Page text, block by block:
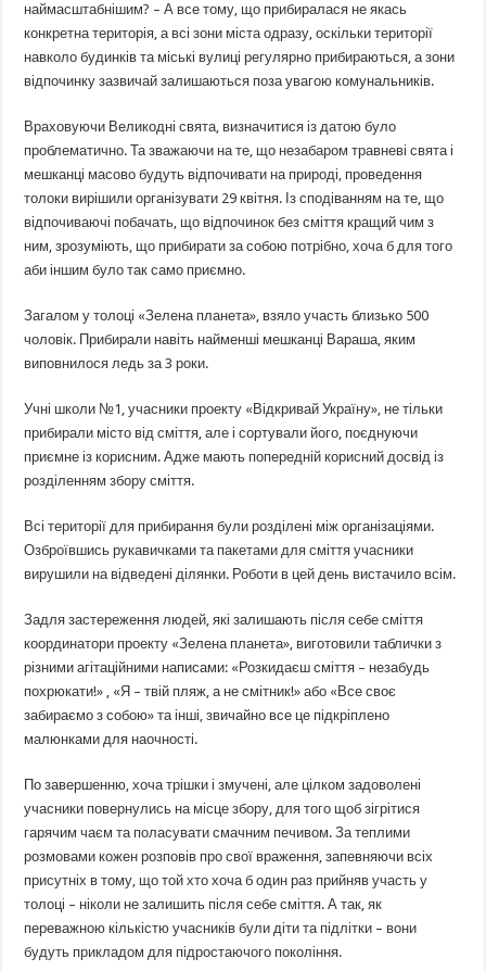
наймасштабнішим? – А все тому, що прибиралася не якась
конкретна територія, а всі зони міста одразу, оскільки території
навколо будинків та міські вулиці регулярно прибираються, а зони
відпочинку зазвичай залишаються поза увагою комунальників.
Враховуючи Великодні свята, визначитися із датою було
проблематично. Та зважаючи на те, що незабаром травневі свята і
мешканці масово будуть відпочивати на природі, проведення
толоки вирішили організувати 29 квітня. Із сподіванням на те, що
відпочиваючі побачать, що відпочинок без сміття кращий чим з
ним, зрозуміють, що прибирати за собою потрібно, хоча б для того
аби іншим було так само приємно.
Загалом у толоці «Зелена планета», взяло участь близько 500
чоловік. Прибирали навіть найменші мешканці Вараша, яким
виповнилося ледь за 3 роки.
Учні школи №1, учасники проекту «Відкривай Україну», не тільки
прибирали місто від сміття, але і сортували його, поєднуючи
приємне із корисним. Адже мають попередній корисний досвід із
розділенням збору сміття.
Всі території для прибирання були розділені між організаціями.
Озброївшись рукавичками та пакетами для сміття учасники
вирушили на відведені ділянки. Роботи в цей день вистачило всім.
Задля застереження людей, які залишають після себе сміття
координатори проекту «Зелена планета», виготовили таблички з
різними агітаційними написами: «Розкидаєш сміття – незабудь
похрюкати!» , «Я – твій пляж, а не смітник!» або «Все своє
забираємо з собою» та інші, звичайно все це підкріплено
малюнками для наочності.
По завершенню, хоча трішки і змучені, але цілком задоволені
учасники повернулись на місце збору, для того щоб зігрітися
гарячим чаєм та поласувати смачним печивом. За теплими
розмовами кожен розповів про свої враження, запевняючи всіх
присутніх в тому, що той хто хоча б один раз прийняв участь у
толоці – ніколи не залишить після себе сміття. А так, як
переважною кількістю учасників були діти та підлітки – вони
будуть прикладом для підростаючого покоління.